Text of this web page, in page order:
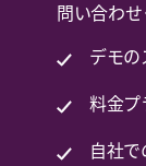
問い合わせ
デモの
料金プ
自社